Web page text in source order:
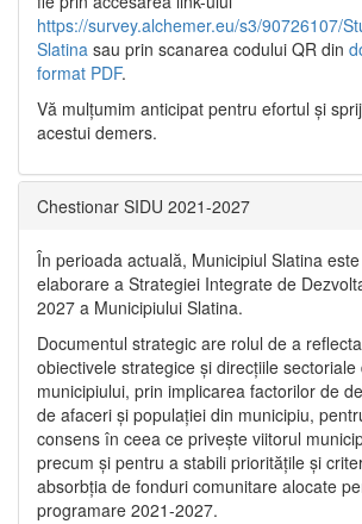
https://survey.alchemer.eu/s3/90726107/
Slatina sau prin scanarea codului QR din
format PDF.
Vă mulţumim anticipat pentru efortul şi
acestui demers.
Chestionar SIDU 2021-2027
În perioada actuală, Municipiul Slatina
elaborare a Strategiei Integrate de
2027 a Municipiului Slatina.
Documentul strategic are rolul de a
obiectivele strategice și direcțiile
municipiului, prin implicarea factorilor de
de afaceri și populației din municipiu,
consens în ceea ce privește viitorul
precum și pentru a stabili prioritățile și
absorbția de fonduri comunitare alocate
programare 2021-2027.